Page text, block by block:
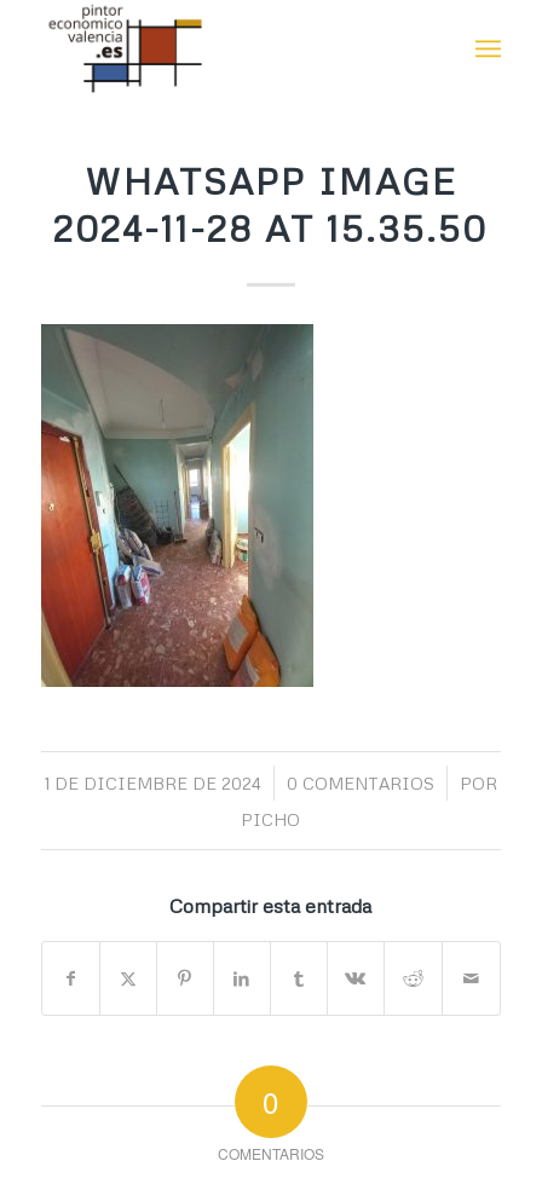
WHATSAPP IMAGE
2024-11-28 AT 15.35.50
1 DE DICIEMBRE DE 2024
/ 0 COMENTARIOS
/
POR
PICHO
Compartir esta entrada
0
COMENTARIOS